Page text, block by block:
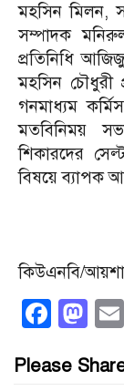
মহসিন মিলন,
সম্পাদক
প্রতিনিধি
মহসিন চৌধুরী
গনমাধ্যম
মতবিনিময়
শিকারদের
বিষয়ে ব্যাপক
কিউএনবি/
Please